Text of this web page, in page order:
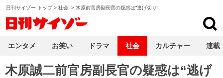
日刊サイゾー トップ> 社会 > 木原前官房副長官の疑惑は“逃げ切り”
木原誠二前官房副長官の疑惑は“逃げ
エンタメ お笑い ドラマ 社会 カルチャー 連載